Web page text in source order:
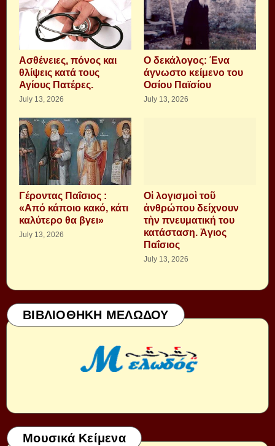
Aσθένειες, πόνος και
θλίψεις κατά τους
Αγίους Πατέρες.
July 13, 2026
Ο δεκάλογος: Ένα
άγνωστο κείμενο του
Οσίου Παϊσίου
July 13, 2026
Γέροντας Παΐσιος :
«Από κάποιο κακό, κάτι
καλύτερο θα βγει»
July 13, 2026
Οἱ λογισμοὶ τοῦ
ἀνθρώπου δείχνουν
τὴν πνευματική του
κατάσταση. Ἁγιος
Παΐσιος
July 13, 2026
ΒΙΒΛΙΟΘΗΚΗ ΜΕΛΩΔΟΥ
Μουσικά Κείμενα